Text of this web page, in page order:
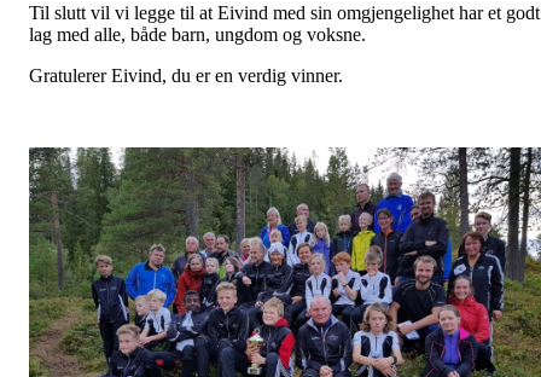
Til slutt vil vi legge til at Eivind med sin omgjengelighet har et godt
lag med alle, både barn, ungdom og voksne.
Gratulerer Eivind, du er en verdig vinner.